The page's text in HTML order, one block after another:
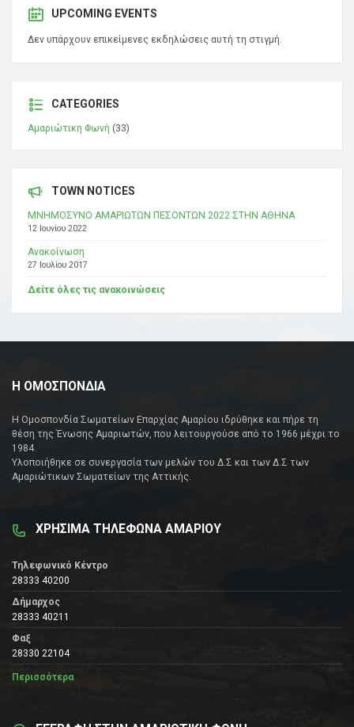
UPCOMING EVENTS
Δεν υπάρχουν επικείμενες εκδηλώσεις αυτή τη στιγμή.
CATEGORIES
Αμαριώτικη Φωνή (33)
TOWN NOTICES
ΜΝΗΜΟΣΥΝΟ ΑΜΑΡΙΩΤΩΝ ΠΕΣΟΝΤΩΝ 2022 ΣΤΗΝ ΑΘΗΝΑ
12 Ιουνίου 2022
Ανακοίνωση
27 Ιουλίου 2017
Δείτε όλες τις ανακοινώσεις
Η ΟΜΟΣΠΟΝΔΙΑ
Η Ομοσπονδία Σωματείων Επαρχίας Αμαρίου ιδρύθηκε και πήρε τη
θέση της Ένωσης Αμαριωτών, που λειτουργούσε από το 1966 μέχρι το
1984.
Υλοποιήθηκε σε συνεργασία των μελών του Δ.Σ και των Δ.Σ των
Αμαριώτικων Σωματείων της Αττικής.
ΧΡΗΣΙΜΑ ΤΗΛΕΦΩΝΑ ΑΜΑΡΙΟΥ
Τηλεφωνικό Κέντρο
28333 40200
Δήμαρχος
28333 40211
Φαξ
28330 22104
Περισσότερα